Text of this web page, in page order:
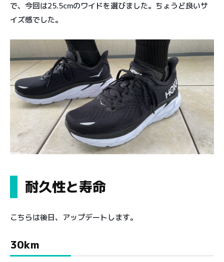
で、今回は25.5cmのワイドを選びました。ちょうど良いサ
イズ感でした。
耐久性と寿命
こちらは後日、アップデートします。
30km